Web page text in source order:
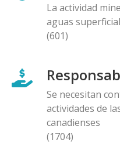
La actividad
aguas
(601)
Se necesitan
actividades de
canadienses
(1704)